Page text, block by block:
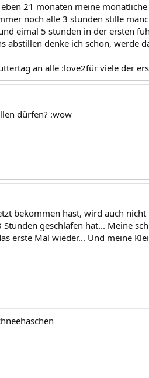
21 monaten meine
noch alle 3 stunden stille
eimal 5 stunden in der ersten
abstillen denke ich schon, werde
an alle :love2für viele der
dürfen? :wow
bekommen hast, wird auch
geschlafen hat... Meine
erste Mal wieder... Und meine